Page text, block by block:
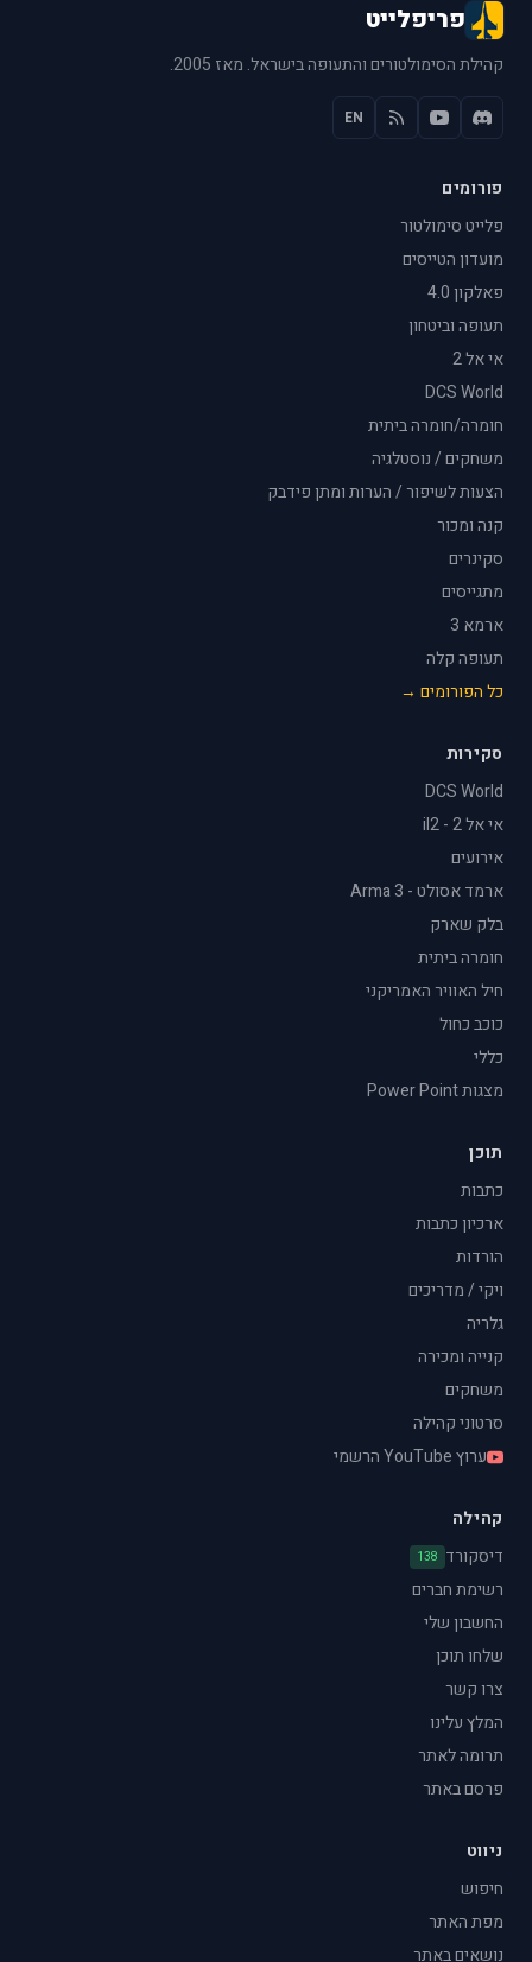
פריפלייט
קהילת הסימולטורים והתעופה בישראל. מאז 2005.
EN
פורומים
פלייט סימולטור
מועדון הטייסים
פאלקון 4.0
תעופה וביטחון
אי אל 2
DCS World
חומרה/חומרה ביתית
משחקים / נוסטלגיה
הצעות לשיפור / הערות ומתן פידבק
קנה ומכור
סקינרים
מתגייסים
ארמא 3
תעופה קלה
כל הפורומים →
סקירות
DCS World
אי אל 2 - il2
אירועים
ארמד אסולט - Arma 3
בלק שארק
חומרה ביתית
חיל האוויר האמריקני
כוכב כחול
כללי
מצגות Power Point
תוכן
כתבות
ארכיון כתבות
הורדות
ויקי / מדריכים
גלריה
קנייה ומכירה
משחקים
סרטוני קהילה
ערוץ YouTube הרשמי
קהילה
דיסקורד 138
רשימת חברים
החשבון שלי
שלחו תוכן
צרו קשר
המלץ עלינו
תרומה לאתר
פרסם באתר
ניווט
חיפוש
מפת האתר
נושאים באתר